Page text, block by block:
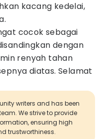
kacang kedelai,
cocok sebagai
dengan
renyah tahan
diatas. Selamat
writers and has been
We strive to provide
ensuring high
trustworthiness.